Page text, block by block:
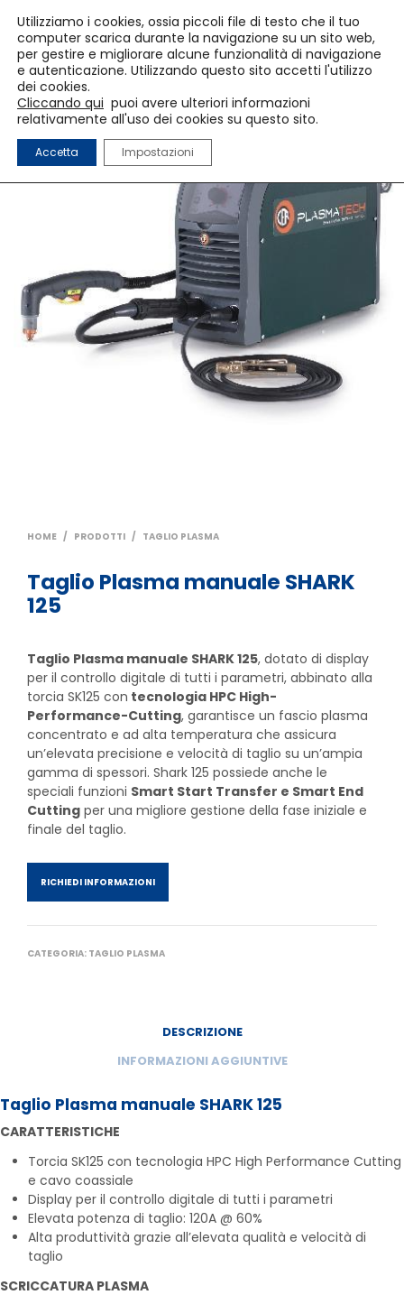
HOME / PRODOTTI / TAGLIO PLASMA
Taglio Plasma manuale SHARK
125
Taglio Plasma manuale SHARK 125, dotato di display
per il controllo digitale di tutti i parametri, abbinato alla
torcia SK125 con tecnologia HPC High-
Performance-Cutting, garantisce un fascio plasma
concentrato e ad alta temperatura che assicura
un’elevata precisione e velocità di taglio su un’ampia
gamma di spessori. Shark 125 possiede anche le
speciali funzioni Smart Start Transfer e Smart End
Cutting per una migliore gestione della fase iniziale e
finale del taglio.
RICHIEDI INFORMAZIONI
CATEGORIA: TAGLIO PLASMA
DESCRIZIONE
INFORMAZIONI AGGIUNTIVE
Taglio Plasma manuale SHARK 125
CARATTERISTICHE
Torcia SK125 con tecnologia HPC High Performance Cutting
e cavo coassiale
Display per il controllo digitale di tutti i parametri
Elevata potenza di taglio: 120A @ 60%
Alta produttività grazie all’elevata qualità e velocità di
taglio
SCRICCATURA PLASMA
Utilizziamo i cookies, ossia piccoli file di testo che il tuo
computer scarica durante la navigazione su un sito web,
per gestire e migliorare alcune funzionalità di navigazione
e autenticazione. Utilizzando questo sito accetti l'utilizzo
dei cookies.
Cliccando qui puoi avere ulteriori informazioni
relativamente all'uso dei cookies su questo sito.
Accetta Impostazioni